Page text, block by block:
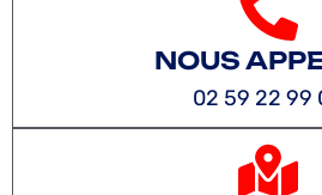
NOUS
02 59 22 99